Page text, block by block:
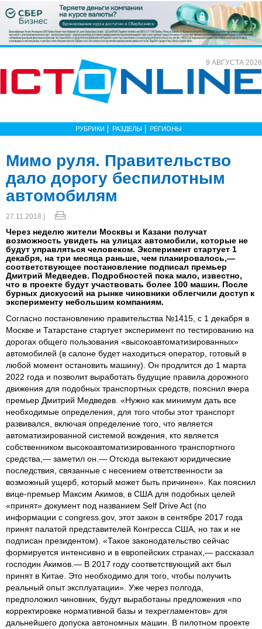
9 АВГУСТА 2026
РУБРИКИ РАЗДЕЛЫ РЕГИОНЫ
Мимо руля. Правительство
дало дорогу беспилотным
автомобилям
27.11.2018 |
Через неделю жители Москвы и Казани получат
возможность увидеть на улицах автомобили, которые не
будут управляться человеком. Эксперимент стартует 1
декабря, на три месяца раньше, чем планировалось,—
соответствующее постановление подписал премьер
Дмитрий Медведев. Подробностей пока мало, известно,
что в проекте будут участвовать более 100 машин. После
бурных дискуссий на рынке чиновники облегчили доступ к
эксперименту небольшим компаниям.
Согласно постановлению правительства №1415, с 1 декабря в
Москве и Татарстане стартует эксперимент по тестированию на
дорогах общего пользования «высокоавтоматизированных»
автомобилей (в салоне будет находиться оператор, готовый в
любой момент остановить машину). Он продлится до 1 марта
2022 года и позволит выработать будущие правила дорожного
движения для подобных транспортных средств, пояснил вчера
премьер Дмитрий Медведев. «Нужно как минимум дать все
необходимые определения, для того чтобы этот транспорт
развивался, включая определение того, что является
автоматизированной системой вождения, кто является
собственником высокоавтоматизированного транспортного
средства,— заметил он.— Отсюда вытекают юридические
последствия, связанные с несением ответственности за
возможный ущерб, который может быть причинен». Как пояснил
вице-премьер Максим Акимов, в США для подобных целей
«принят» документ под названием Self Drive Act (по
информации с congress.gov, этот закон в сентябре 2017 года
принят палатой представителей Конгресса США, но так и не
подписан президентом). «Такое законодательство сейчас
формируется интенсивно и в европейских странах,— рассказал
господин Акимов.— В 2017 году соответствующий акт был
принят в Китае. Это необходимо для того, чтобы получить
реальный опыт эксплуатации». Уже через полгода,
предположил чиновник, будут выработаны предложения «по
корректировке нормативной базы и техрегламентов» для
дальнейшего допуска автономных машин. В пилотном проекте